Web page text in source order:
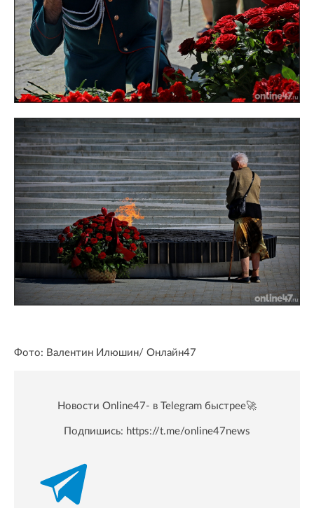
Фото: Валентин Илюшин/ Oнлайн47
Новости Online47- в Telegram быстрее🚀
Подпишись: https://t.me/online47news